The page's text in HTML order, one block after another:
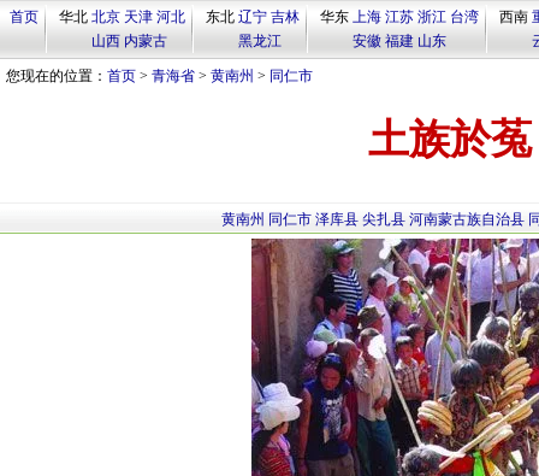
首页 华北 北京 天津 河北
山西 内蒙古
东北 辽宁 吉林
黑龙江
华东 上海 江苏 浙江 台湾
安徽 福建 山东
西南
您现在的位置： 首页 > 青海省 > 黄南州 > 同仁市
土族於菟
黄南州 同仁市 泽库县 尖扎县 河南蒙古族自治县